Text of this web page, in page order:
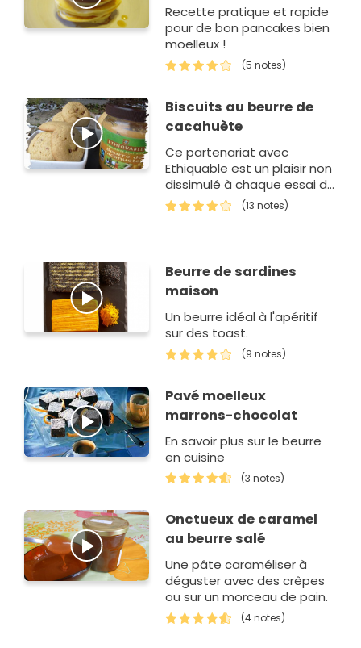
Recette pratique et rapide
pour de bon pancakes bien
moelleux !
(5 notes)
Biscuits au beurre de
cacahuète
Ce partenariat avec
Ethiquable est un plaisir non
dissimulé à chaque essai de
recettes , ce beurre de
cacahuètes avec petits
(13 notes)
Beurre de sardines
maison
Un beurre idéal à l'apéritif
sur des toast.
(9 notes)
Pavé moelleux
marrons-chocolat
En savoir plus sur le beurre
en cuisine
(3 notes)
Onctueux de caramel
au beurre salé
Une pâte caraméliser à
déguster avec des crêpes
ou sur un morceau de pain.
(4 notes)